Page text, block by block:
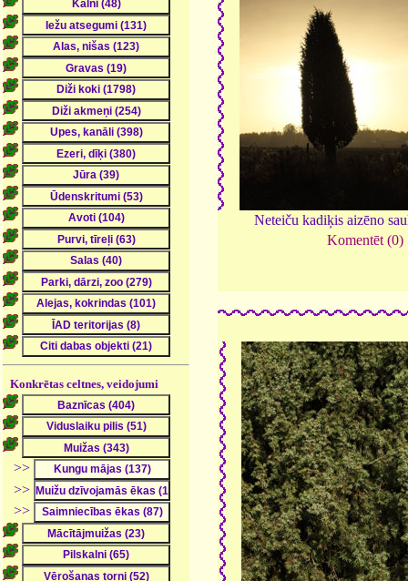
Konkrētas celtnes, veidojumi
>>
>>
>>
Neteiču kadiķis aizēno
Komentēt (0)